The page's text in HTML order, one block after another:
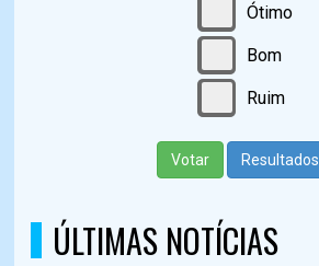
Ótimo
Bom
Ruim
Votar Resultados
ÚLTIMAS NOTÍCIAS